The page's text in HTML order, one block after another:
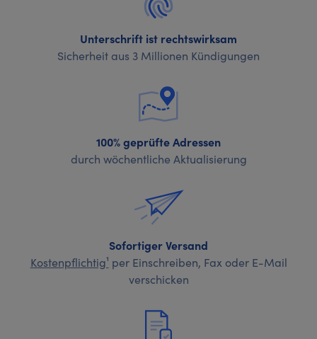
Unterschrift ist rechtswirksam
Sicherheit aus 3 Millionen Kündigungen
100% geprüfte Adressen
durch wöchentliche Aktualisierung
Sofortiger Versand
Kostenpflichtig¹ per Einschreiben, Fax oder E-Mail
verschicken